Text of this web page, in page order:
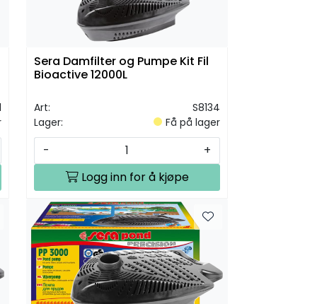
Sera Damfilter og Pumpe Kit Fil
Bioactive 12000L
Art:
S8134
Lager:
Få på lager
-
+
Logg inn for å kjøpe